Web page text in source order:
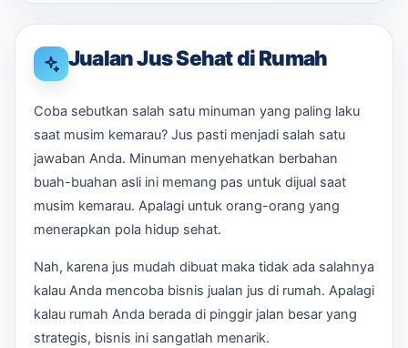
Jualan Jus Sehat di Rumah
Coba sebutkan salah satu minuman yang paling laku
saat musim kemarau? Jus pasti menjadi salah satu
jawaban Anda. Minuman menyehatkan berbahan
buah-buahan asli ini memang pas untuk dijual saat
musim kemarau. Apalagi untuk orang-orang yang
menerapkan pola hidup sehat.
Nah, karena jus mudah dibuat maka tidak ada salahnya
kalau Anda mencoba bisnis jualan jus di rumah. Apalagi
kalau rumah Anda berada di pinggir jalan besar yang
strategis, bisnis ini sangatlah menarik.